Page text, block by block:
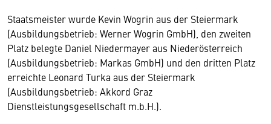
Staatsmeister wurde Kevin Wogrin aus der Steiermark
(Ausbildungsbetrieb: Werner Wogrin GmbH), den zweiten
Platz belegte Daniel Niedermayer aus Niederösterreich
(Ausbildungsbetrieb: Markas GmbH) und den dritten Platz
erreichte Leonard Turka aus der Steiermark
(Ausbildungsbetrieb: Akkord Graz
Dienstleistungsgesellschaft m.b.H.).